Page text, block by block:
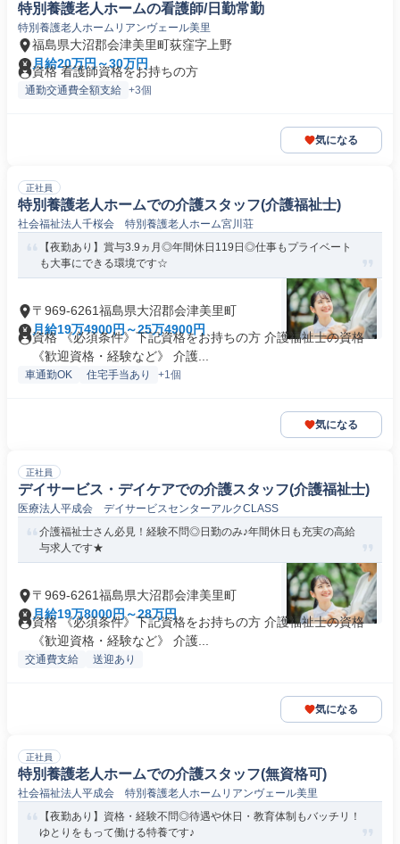
特別養護老人ホームの看護師/日勤常勤
特別養護老人ホームリアンヴェール美里
福島県大沼郡会津美里町荻窪字上野
月給20万円～30万円
資格 看護師資格をお持ちの方
通勤交通費全額支給 +3個
気になる
正社員
特別養護老人ホームでの介護スタッフ(介護福祉士)
社会福祉法人千桜会 特別養護老人ホーム宮川荘
【夜勤あり】賞与3.9ヵ月◎年間休日119日◎仕事もプライベート
も大事にできる環境です☆
〒969-6261福島県大沼郡会津美里町
月給19万4900円～25万4900円
資格 《必須条件》下記資格をお持ちの方 介護福祉士の資格
《歓迎資格・経験など》 介護...
車通勤OK 住宅手当あり +1個
気になる
正社員
デイサービス・デイケアでの介護スタッフ(介護福祉士)
医療法人平成会 デイサービスセンターアルクCLASS
介護福祉士さん必見！経験不問◎日勤のみ♪年間休日も充実の高給
与求人です★
〒969-6261福島県大沼郡会津美里町
月給19万8000円～28万円
資格 《必須条件》下記資格をお持ちの方 介護福祉士の資格
《歓迎資格・経験など》 介護...
交通費支給 送迎あり
気になる
正社員
特別養護老人ホームでの介護スタッフ(無資格可)
社会福祉法人平成会 特別養護老人ホームリアンヴェール美里
【夜勤あり】資格・経験不問◎待遇や休日・教育体制もバッチリ！
ゆとりをもって働ける特養です♪